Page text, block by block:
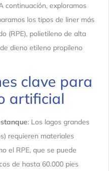
continuación, exploramos
los tipos de liner más
(RPE), polietileno de alta
dieno etileno propileno
clave para
artificial
: Los lagos grandes
requieren materiales
el RPE, que se puede
de hasta 60.000 pies